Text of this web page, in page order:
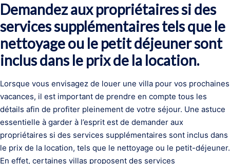
Demandez aux propriétaires si des
services supplémentaires tels que le
nettoyage ou le petit déjeuner sont
inclus dans le prix de la location.
Lorsque vous envisagez de louer une villa pour vos prochaines
vacances, il est important de prendre en compte tous les
détails afin de profiter pleinement de votre séjour. Une astuce
essentielle à garder à l’esprit est de demander aux
propriétaires si des services supplémentaires sont inclus dans
le prix de la location, tels que le nettoyage ou le petit-déjeuner.
En effet, certaines villas proposent des services